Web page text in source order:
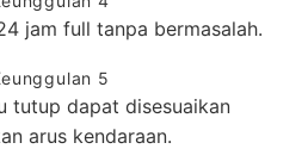
jam full tanpa bermasalah.
tutup dapat disesuaikan
arus kendaraan.